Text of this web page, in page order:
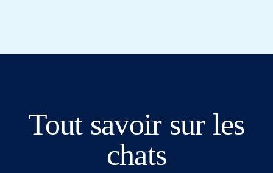
Tout savoir sur les
chats